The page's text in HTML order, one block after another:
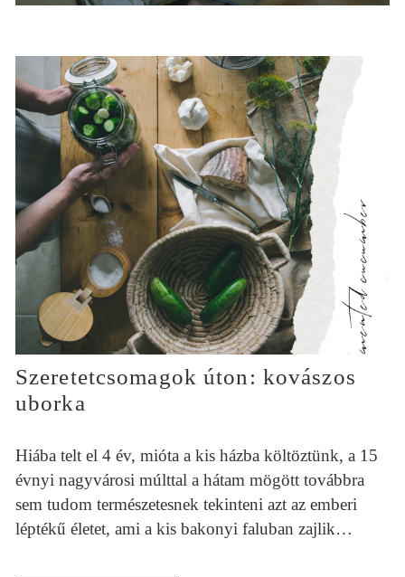
Szeretetcsomagok úton: kovászos
uborka
Hiába telt el 4 év, mióta a kis házba költöztünk, a 15
évnyi nagyvárosi múlttal a hátam mögött továbbra
sem tudom természetesnek tekinteni azt az emberi
léptékű életet, ami a kis bakonyi faluban zajlik…